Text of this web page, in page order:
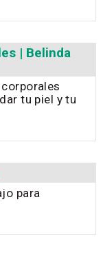
| Belinda
tu piel y tu
para